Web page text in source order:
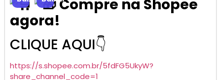
Compre na Shopee
agora!
CLIQUE AQUI👇
https://s.shopee.com.br/5fdFG5UkyW?
share_channel_code=1